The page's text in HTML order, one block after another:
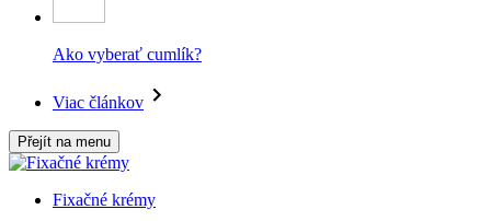
Ako vyberať cumlík?
Viac článkov
Přejít na menu
Fixačné krémy